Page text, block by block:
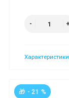
Характеристики
🎁 - 21 %